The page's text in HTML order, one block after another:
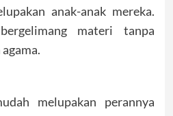
anak-anak mereka.
materi tanpa
melupakan perannya